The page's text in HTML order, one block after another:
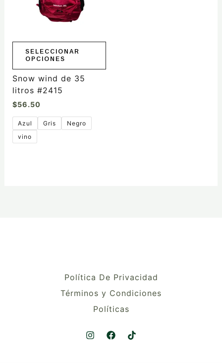
SELECCIONAR
OPCIONES
opciones
elegir
la
página
producto
Snow wind de 35
litros #2415
$56.50
Azul Gris
Negro
vino
Política De Privacidad
Términos y Condiciones
Políticas